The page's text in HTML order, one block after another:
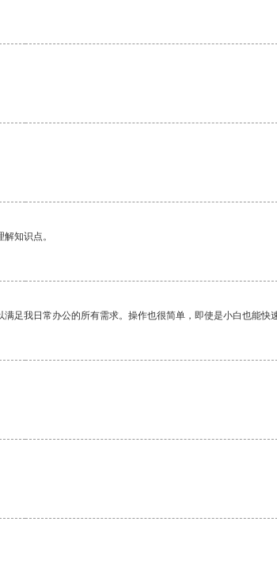
知识点。
足我日常办公的所有需求。操作也很简单，即使是小白也能快速